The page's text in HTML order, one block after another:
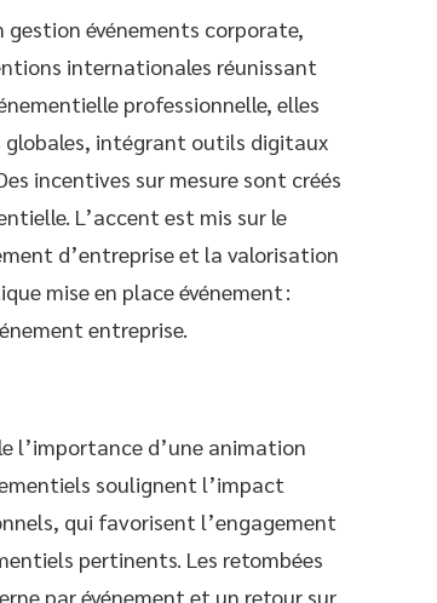
gestion événements corporate,
internationales réunissant
professionnelle, elles
globales, intégrant outils digitaux
incentives sur mesure sont créés
L’accent est mis sur le
d’entreprise et la valorisation
mise en place événement :
entreprise.
l’importance d’une animation
soulignent l’impact
qui favorisent l’engagement
pertinents. Les retombées
par événement et un retour sur